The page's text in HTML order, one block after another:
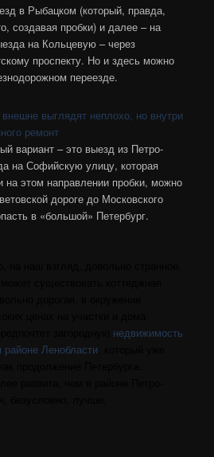
в Рыбацком (который, правда,
создавая пробки) и далее – на
на Кольцевую – через
проспекту. Но и здесь можно
переезде.
вариант – это выезд из Петро-
на Софийскую улицу, которая
этом направлении пробки, можно
дороге до Московского
в «большой» Петербург.
недвижимость
Ленобласти